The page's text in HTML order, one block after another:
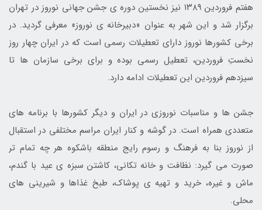
هفتم فروردین ۱۳۸۹ نیز نخستین دوره ی جشن جهانی نوروز در تهران
برگزار شد و این شهر به عنوان «دبیرخانه ی نوروز» معرفی گردید. در
برخی کشورها نوروز دارای تعطیلات رسمی است که در ایران چهار روز
نخستِ فروردین، تعطیل رسمی بوده و برای برخی سازمان ‌ها تا
سیزدهم فروردین این تعطیلات ادامه دارد.
جشن‌ ها و مناسبات نوروزی در ایران و دیگر کشورها با برنامه ‌های
متعددی همراه است. در گوشه و کنار ایران مراسم مختلفی در استقبال
از نوروز بنا به فرهنگ و رسوم رایج منطقه باشکوه هر چه تمام ‌تر
صورت می‌ گیرد: نظافت و خانه تکانی، کاشتن سبزه ی عید با گندم،
ماش و غیره، خرید و تهیه ی پوشاک، طبخ غذاها و شیرینی‌ های
محلی.